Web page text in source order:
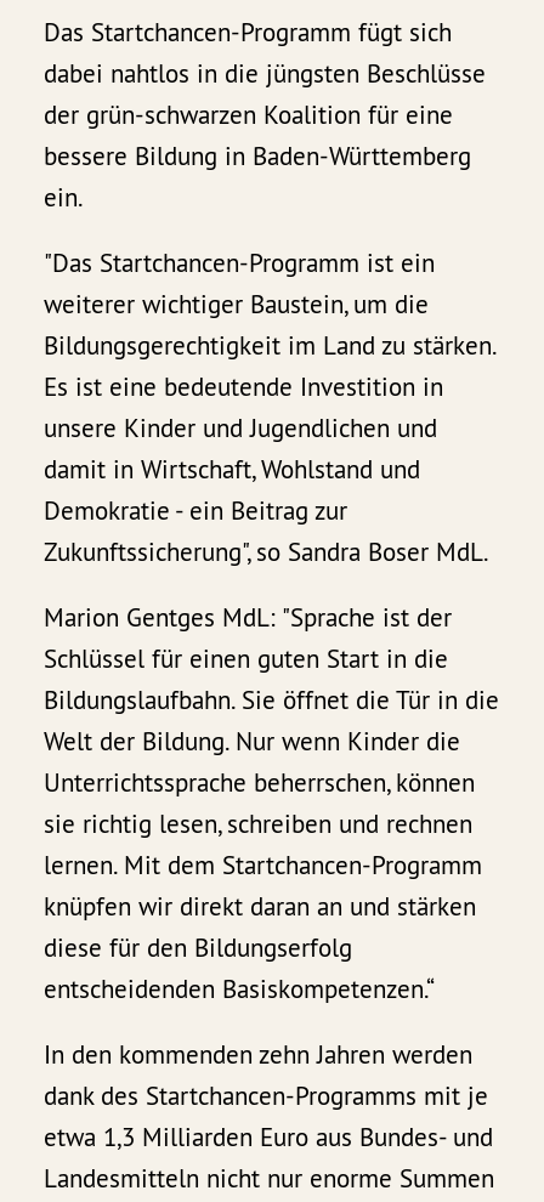
Das Startchancen-Programm fügt sich
dabei nahtlos in die jüngsten Beschlüsse
der grün-schwarzen Koalition für eine
bessere Bildung in Baden-Württemberg
ein.
"Das Startchancen-Programm ist ein
weiterer wichtiger Baustein, um die
Bildungsgerechtigkeit im Land zu stärken.
Es ist eine bedeutende Investition in
unsere Kinder und Jugendlichen und
damit in Wirtschaft, Wohlstand und
Demokratie - ein Beitrag zur
Zukunftssicherung", so Sandra Boser MdL.
Marion Gentges MdL: "Sprache ist der
Schlüssel für einen guten Start in die
Bildungslaufbahn. Sie öffnet die Tür in die
Welt der Bildung. Nur wenn Kinder die
Unterrichtssprache beherrschen, können
sie richtig lesen, schreiben und rechnen
lernen. Mit dem Startchancen-Programm
knüpfen wir direkt daran an und stärken
diese für den Bildungserfolg
entscheidenden Basiskompetenzen.“
In den kommenden zehn Jahren werden
dank des Startchancen-Programms mit je
etwa 1,3 Milliarden Euro aus Bundes- und
Landesmitteln nicht nur enorme Summen